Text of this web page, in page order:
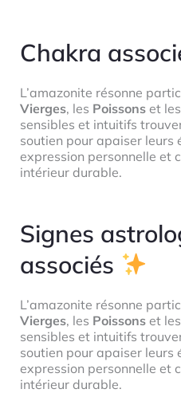
Chakra
L’amazonite résonne
Vierges, les Poissons et les
sensibles et intuitifs
soutien pour apaiser leurs
expression personnelle et
intérieur durable.
Signes
associés
L’amazonite résonne
Vierges, les Poissons et les
sensibles et intuitifs
soutien pour apaiser leurs
expression personnelle et
intérieur durable.